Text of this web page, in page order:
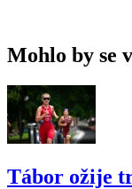
Mohlo by se
Tábor ožije